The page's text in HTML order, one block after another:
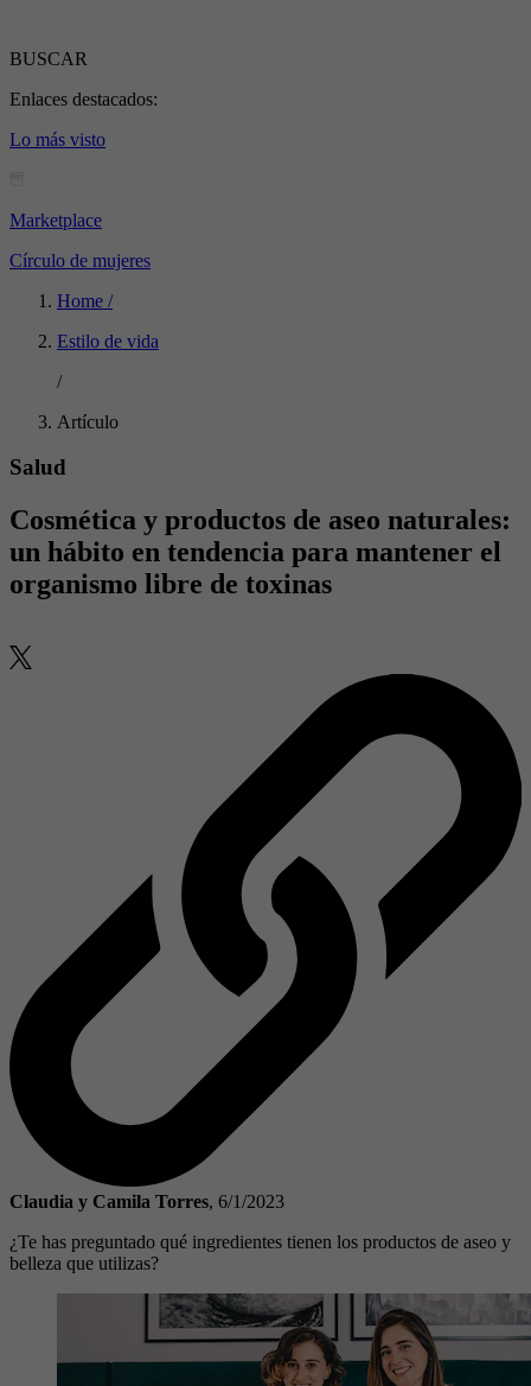
BUSCAR
Enlaces destacados:
Lo más visto
Marketplace
Círculo de mujeres
Home /
Estilo de vida
/
Artículo
Salud
Cosmética y productos de aseo naturales:
un hábito en tendencia para mantener el
organismo libre de toxinas
Claudia y Camila Torres, 6/1/2023
¿Te has preguntado qué ingredientes tienen los productos de aseo y
belleza que utilizas?